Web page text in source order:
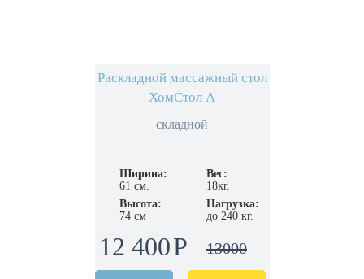
Раскладной массажный стол
ХомСтол А
складной
Ширина:
61 см.
Вес:
18кг.
Высота:
74 см
Нагрузка:
до 240 кг.
12 400 13000